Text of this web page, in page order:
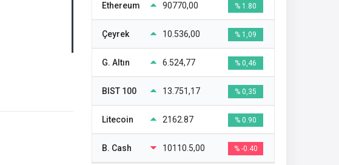
Ethereum 90770,00 % 1.80
Çeyrek 10.536,00 % 1,09
G. Altın 6.524,77 % 0,46
BIST 100 13.751,17 % 0,35
Litecoin 2162.87 % 0.90
B. Cash 10110.5,00 % -0.40